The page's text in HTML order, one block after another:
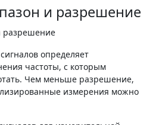
и разрешение
определяет
частоты, с которым
Чем меньше разрешение,
измерения можно